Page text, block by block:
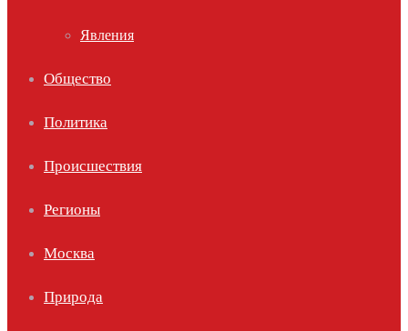
Явления
Общество
Политика
Происшествия
Регионы
Москва
Природа